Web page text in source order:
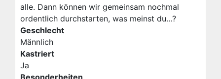
alle. Dann können wir gemeinsam nochmal
ordentlich durchstarten, was meinst du…?
Geschlecht
Männlich
Kastriert
Ja